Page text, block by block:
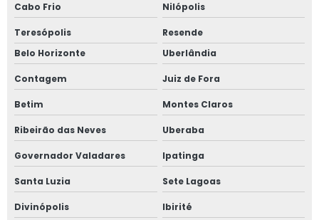
Contabilidade para cooperativas
Contabilidade para ecommerce
Contabilidade para empreendedores
Contabilidade para empresas
Contabilidade para escolas particulares
Contabilidade para farmácias
Contabilidade para franquias
Cabo Frio Nilópolis
Teresópolis
Resende
Belo Horizonte
Uberlândia
Contagem Juiz de Fora
Betim Montes Claros
Ribeirão das Neves Uberaba
Governador Valadares Ipatinga
Santa Luzia Sete Lagoas
Divinópolis Ibirité